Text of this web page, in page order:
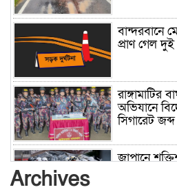
বান্দরবানে
প্রাণ গেল
রাঙ্গামাটির
অভিযানে
সিগারেট জব্দ
জাপানে
Archives